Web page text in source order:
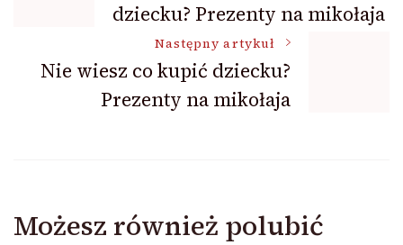
wpisudziecku? Prezenty na mikołaja
Następny artykuł
Nie wiesz co kupić dziecku?
Prezenty na mikołaja
Możesz również polubić